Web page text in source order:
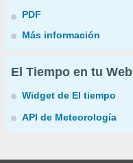
PDF
Más información
El Tiempo en tu Web
Widget de El tiempo
API de Meteorología